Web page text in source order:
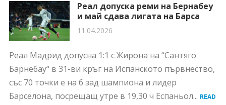
Реал допуска реми на Бернабеу
и май сдава лигата на Барса
11.04.2026
Реал Мадрид допусна 1:1 с Жирона на “Сантяго
Барнебау“ в 31-ви кръг на Испанското първнество,
със 70 точки е на 6 зад шампиона и лидер
Барселона, посрещащ утре в 19,30 ч Еспаньол... READ